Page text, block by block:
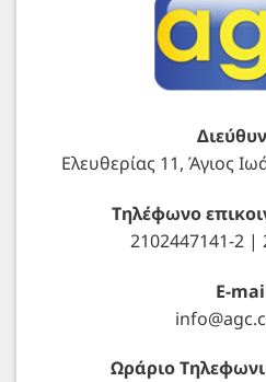
Ελευθερίας 11, Άγιος
Τηλέφωνο
2102447141-2 |
E-
Ωράριο